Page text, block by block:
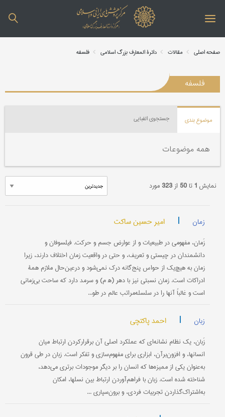
صفحه اصلی مقالات دائرة المعارف بزرگ اسلامی فلسفه
فلسفه
موضوع بندی جستجوی الفبایی
همه موضوعات
نمایش 1تا50 از323 مورد
زمان | امیر حسین ساکت
زَمان، مفهومی در طبیعیات و از عوارض جسم و حرکت. فیلسوفان و
دانشمندان در چیستی و تعریف، و حتى در واقعیت زمان اختلاف دارند، زیرا
زمان به هیچ‌یک از حواس پنج‌گانه درک نمی‌شود و درعین‌حال ملازم همۀ
ادراکات است. زمان نسبتی نیز با دهر (ه‍ م) و سرمد دارد که ساحت بی‌زمانی
است و غالباً آنها را در سلسله‌مراتب عالم در طو...
زبان | احمد پاکتچی
زَبان، يک نظام نشانه‌ای که عملکرد اصلی آن برقرارکردن ارتباط ميان
انسانها، و افزون‌برآن، ابزاری برای مفهوم‌سازی و تفکر است. زبان در طی قرون
به‌عنوان يکی از مميزه‌ها که انسان را بر ديگر موجودات برتری می‌دهد،
شناخته شده است. زبان با فراهم‌آوردن ارتباط بين نسلها، امکان
به‌اشتراک‌گذاردن تجربيات فردی، و برون‌سپاری ...